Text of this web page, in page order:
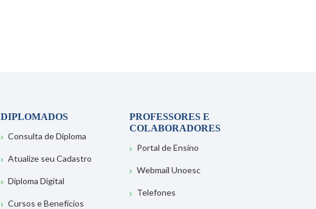
DIPLOMADOS
Consulta de Diploma
Atualize seu Cadastro
Diploma Digital
Cursos e Benefícios
PROFESSORES E
COLABORADORES
Portal de Ensino
Webmail Unoesc
Telefones